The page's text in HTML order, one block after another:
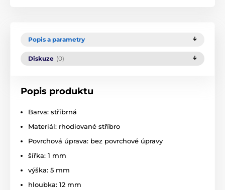
Popis a parametry
Diskuze (0)
Popis produktu
Barva: stříbrná
Materiál: rhodiované stříbro
Povrchová úprava: bez povrchové úpravy
šířka: 1 mm
výška: 5 mm
hloubka: 12 mm